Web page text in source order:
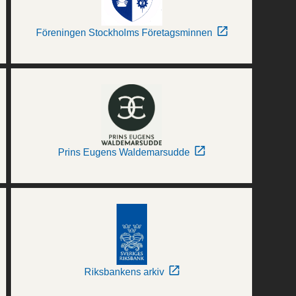
Föreningen Stockholms Företagsminnen
Prins Eugens Waldemarsudde
Riksbankens arkiv